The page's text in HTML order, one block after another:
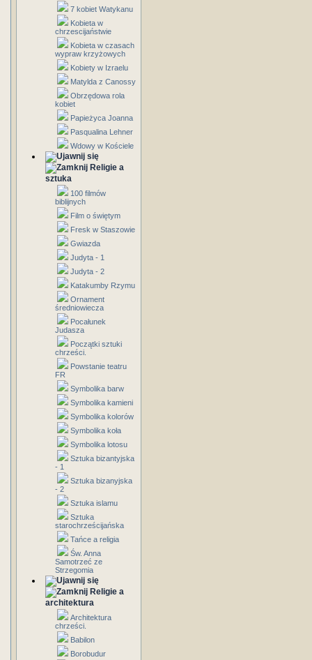
7 kobiet Watykanu
Kobieta w
chrzescijaństwie
Kobieta w czasach
wypraw krzyżowych
Kobiety w Izraelu
Matylda z Canossy
Obrzędowa rola
kobiet
Papieżyca Joanna
Pasqualina Lehner
Wdowy w Kościele
Religie a
sztuka
100 filmów
biblijnych
Film o świętym
Fresk w Staszowie
Gwiazda
Judyta - 1
Judyta - 2
Katakumby Rzymu
Ornament
średniowiecza
Pocałunek
Judasza
Początki sztuki
chrześci.
Powstanie teatru
FR
Symbolika barw
Symbolika kamieni
Symbolika kolorów
Symbolika koła
Symbolika lotosu
Sztuka bizantyjska
- 1
Sztuka bizanyjska
- 2
Sztuka islamu
Sztuka
starochrześcijańska
Tańce a religia
Św. Anna
Samotrzeć ze
Strzegomia
Religie a
architektura
Architektura
chrześci.
Babilon
Borobudur